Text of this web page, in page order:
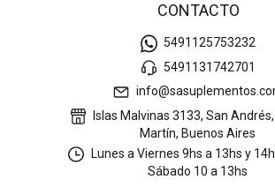
CONTACTO
5491125753232
5491131742701
Islas Malvinas 3133, San
Martín, Buenos Aires
Lunes a Viernes 9hs a 13hs y
Sábado 10 a 13hs